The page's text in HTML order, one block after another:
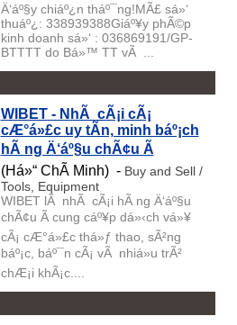
Ä‘áº§y chiáº¿n tháº¯ng!MÃ£ sá»‘
thuáº¿: 338939388Giáº¥y phÃ©p
kinh doanh sá»‘ : 036869191/GP-
BTTTT do Bá»™ TT vÃ ...
WIBET - NhÃ cÃ¡i cÃ¡
cÆ°á»£c uy tÃ­n, minh báº¡ch
hÃ ng Ä‘áº§u chÃ¢u Ã
(Há»“ ChÃ­ Minh) - Buy and Sell /
Tools, Equipment
WIBET lÃ nhÃ cÃ¡i hÃ ng Ä‘áº§u
chÃ¢u Ã cung cáº¥p dá»‹ch vá»¥
cÃ¡ cÆ°á»£c thá»ƒ thao, sÃ²ng
báº¡c, báº¯n cÃ¡ vÃ nhiá»u trÃ²
chÆ¡i khÃ¡c....